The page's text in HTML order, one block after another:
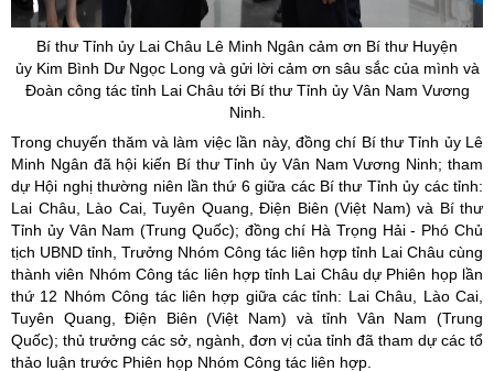
Bí thư Tỉnh ủy Lai Châu Lê Minh Ngân cảm ơn Bí thư Huyện
ủy Kim Bình Dư Ngọc Long và gửi lời cảm ơn sâu sắc của mình và
Đoàn công tác tỉnh Lai Châu tới Bí thư Tỉnh ủy Vân Nam Vương
Ninh.
Trong chuyến thăm và làm việc lần này, đồng chí Bí thư Tỉnh ủy Lê
Minh Ngân đã hội kiến Bí thư Tỉnh ủy Vân Nam Vương Ninh; tham
dự Hội nghị thường niên lần thứ 6 giữa các Bí thư Tỉnh ủy các tỉnh:
Lai Châu, Lào Cai, Tuyên Quang, Điện Biên (Việt Nam) và Bí thư
Tỉnh ủy Vân Nam (Trung Quốc); đồng chí Hà Trọng Hải - Phó Chủ
tịch UBND tỉnh, Trưởng Nhóm Công tác liên hợp tỉnh Lai Châu cùng
thành viên Nhóm Công tác liên hợp tỉnh Lai Châu dự Phiên họp lần
thứ 12 Nhóm Công tác liên hợp giữa các tỉnh: Lai Châu, Lào Cai,
Tuyên Quang, Điện Biên (Việt Nam) và tỉnh Vân Nam (Trung
Quốc); thủ trưởng các sở, ngành, đơn vị của tỉnh đã tham dự các tổ
thảo luận trước Phiên họp Nhóm Công tác liên hợp.